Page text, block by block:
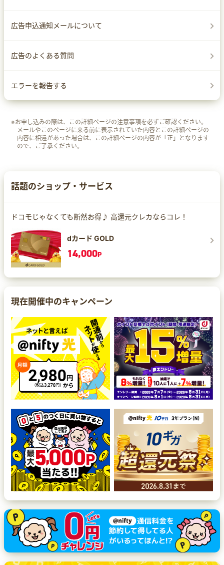
広告申込通知メールについて
広告のよくある質問
エラーを報告する
※お申し込みの際は、この詳細ページの注意事項を必ずご確認ください。
メールやこのページに来る前に表示されていた内容とこの詳細ページの
内容に相違があった場合は、この詳細ページの内容が「正」となります
ので、ご了承ください。
話題のショップ・サービス
ドコモじゃなくても断然お得♪ 高還元クレカならコレ！
dカード GOLD
14,000P
現在開催中のキャンペーン